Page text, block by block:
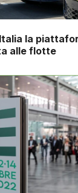
la
alle flotte